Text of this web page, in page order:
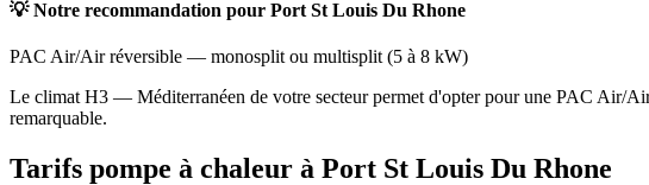
💡 Notre recommandation pour Port St Louis Du Rhone
PAC Air/Air réversible — monosplit ou multisplit (5 à 8 kW)
Le climat H3 — Méditerranéen de votre secteur permet d'opter pour une PAC Air/
remarquable.
Tarifs pompe à chaleur à Port St Louis Du Rhone